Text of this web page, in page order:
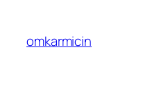
phầnomkarmicin